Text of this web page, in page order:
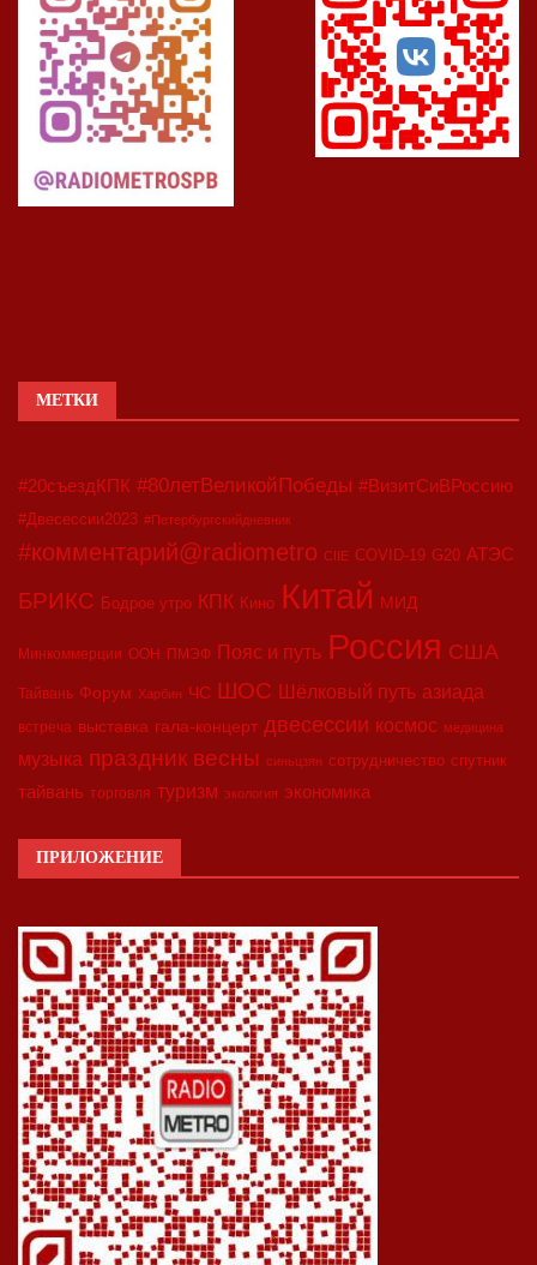
МЕТКИ
#20съездКПК #80летВеликойПобеды #ВизитСиВРоссию
#Двесессии2023 #Петербургскийдневник
#комментарий@radiometro CIIE COVID-19 G20 АТЭС
БРИКС Бодрое утро КПК Кино Китай МИД
Минкоммерции ООН ПМЭФ Пояс и путь Россия США
Тайвань Форум Харбин ЧС ШОС Шёлковый путь азиада
встреча выставка гала-концерт двесессии космос медицина
музыка праздник весны синьцзян сотрудничество спутник
тайвань торговля туризм экология экономика
ПРИЛОЖЕНИЕ